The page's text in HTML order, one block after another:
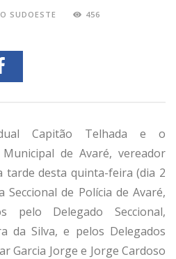
O SUDOESTE 456
Capitão Telhada e o
de Avaré, vereador
tarde desta quinta-feira (dia 2
de Polícia de Avaré,
pelo Delegado Seccional,
da Silva, e pelos Delegados
Garcia Jorge e Jorge Cardoso